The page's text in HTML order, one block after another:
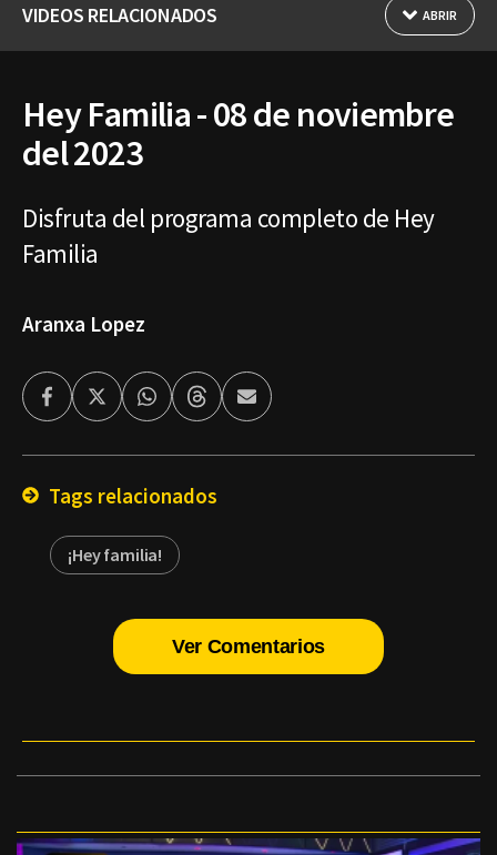
VIDEOS RELACIONADOS ABRIR
Hey Familia - 08 de noviembre
del 2023
Disfruta del programa completo de Hey
Familia
Aranxa Lopez
FacebookTwitterWhatsappThreadsEnviar
por
Tags relacionados
¡Hey familia!
Ver Comentarios